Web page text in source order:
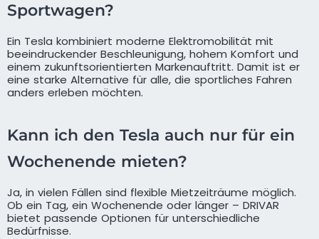
Sportwagen?
Ein Tesla kombiniert moderne Elektromobilität mit
beeindruckender Beschleunigung, hohem Komfort und
einem zukunftsorientierten Markenauftritt. Damit ist er
eine starke Alternative für alle, die sportliches Fahren
anders erleben möchten.
Kann ich den Tesla auch nur für ein
Wochenende mieten?
Ja, in vielen Fällen sind flexible Mietzeiträume möglich.
Ob ein Tag, ein Wochenende oder länger – DRIVAR
bietet passende Optionen für unterschiedliche
Bedürfnisse.